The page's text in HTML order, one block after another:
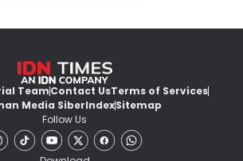
TeamContact UsTerms of Services
Media SiberIndexSitemap
Follow Us